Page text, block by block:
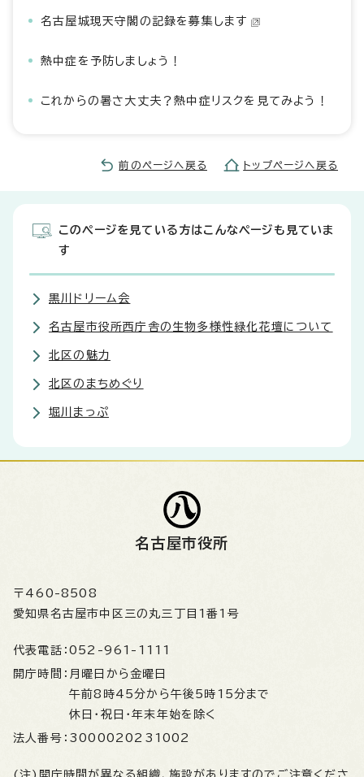
名古屋城現天守閣の記録を募集します
熱中症を予防しましょう！
これからの暑さ大丈夫？熱中症リスクを見てみよう！
前のページへ戻る トップページへ戻る
このページを見ている方はこんなページも見ていま
す
黒川ドリーム会
名古屋市役所西庁舎の生物多様性緑化花壇について
北区の魅力
北区のまちめぐり
堀川まっぷ
名古屋市役所
〒460-8508
愛知県名古屋市中区三の丸三丁目1番1号
代表電話： 052-961-1111
開庁時間： 月曜日から金曜日
午前8時45分から午後5時15分まで
休日・祝日・年末年始を除く
法人番号： 3000020231002
(注)開庁時間が異なる組織、施設がありますのでご注意くださ